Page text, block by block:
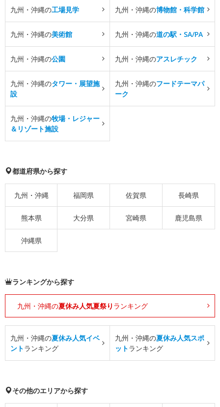
九州・沖縄の工場見学 九州・沖縄の博物館・科学館
九州・沖縄の美術館 九州・沖縄の道の駅・SA/PA
九州・沖縄の公園 九州・沖縄のアスレチック
九州・沖縄のタワー・展望施
設
九州・沖縄のフードテーマパ
ーク
九州・沖縄の牧場・レジャー
＆リゾート施設
都道府県から探す
九州・沖縄 福岡県 佐賀県 長崎県
熊本県 大分県 宮崎県 鹿児島県
沖縄県
ランキングから探す
九州・沖縄の夏休み人気夏祭り ランキング
九州・沖縄の夏休み人気イベ
ントランキング
九州・沖縄の夏休み人気スポ
ットランキング
その他のエリアから探す